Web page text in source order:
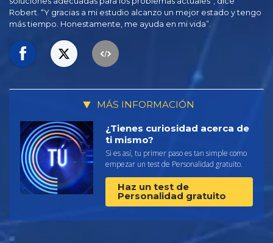
Robert. “Y gracias a mi estudio alcanzo un mejor estado y tengo
más tiempo. Honestamente, me ayuda en mi vida”.
MÁS INFORMACIÓN
¿Tienes curiosidad acerca de
ti mismo?
Si es así, tu primer paso es tan simple como
empezar un test de Personalidad gratuito.
Haz un test de
Personalidad gratuito